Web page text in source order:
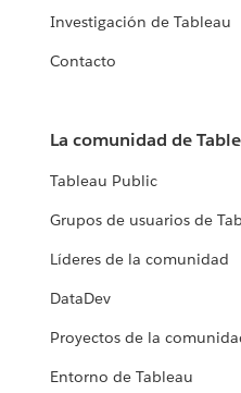
Investigación de Tableau
Contacto
La comunidad de
Tableau Public
Grupos de usuarios de
Líderes de la comunidad
DataDev
Proyectos de la
Entorno de Tableau